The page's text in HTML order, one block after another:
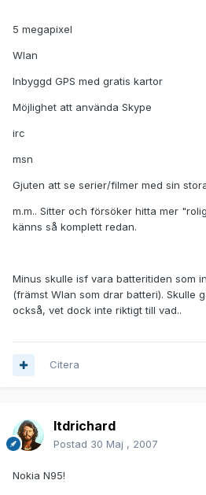
5 megapixel
Wlan
Inbyggd GPS med gratis kartor
Möjlighet att använda Skype
irc
msn
Gjuten att se serier/filmer med sin
m.m.. Sitter och försöker hitta mer
känns så komplett redan.
Minus skulle isf vara batteritiden som
(främst Wlan som drar batteri). Skulle
också, vet dock inte riktigt till vad..
Citera
ltdrichard
Postad 30 Maj , 2007
Nokia N95!